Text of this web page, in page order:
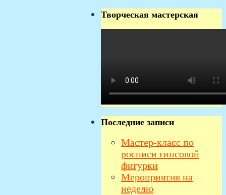
Творческая мастерская
Последние записи
Мастер-класс по
росписи гипсовой
фигурки
Мероприятия на
неделю